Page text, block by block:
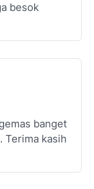
besok
banget
Terima kasih